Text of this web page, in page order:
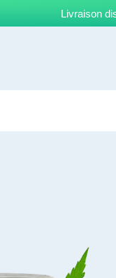
Livraison